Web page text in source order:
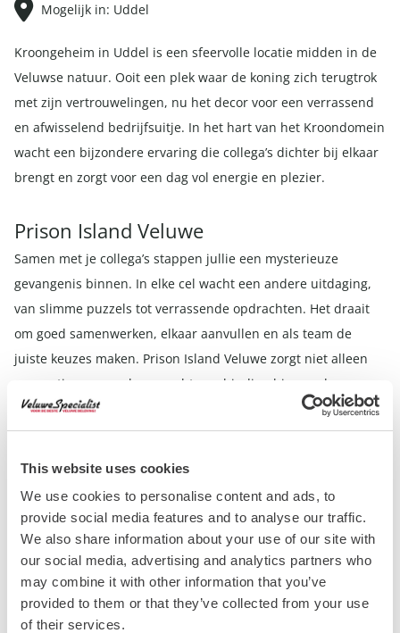
This website uses cookies
We use cookies to personalise content and ads, to
provide social media features and to analyse our traffic.
We also share information about your use of our site with
our social media, advertising and analytics partners who
may combine it with other information that you’ve
provided to them or that they’ve collected from your use
of their services.
Mogelijk in: Uddel
Kroongeheim in Uddel is een sfeervolle locatie midden in de
Veluwse natuur. Ooit een plek waar de koning zich terugtrok
met zijn vertrouwelingen, nu het decor voor een verrassend
en afwisselend bedrijfsuitje. In het hart van het Kroondomein
wacht een bijzondere ervaring die collega’s dichter bij elkaar
brengt en zorgt voor een dag vol energie en plezier.
Prison Island Veluwe
Samen met je collega’s stappen jullie een mysterieuze
gevangenis binnen. In elke cel wacht een andere uitdaging,
van slimme puzzels tot verrassende opdrachten. Het draait
om goed samenwerken, elkaar aanvullen en als team de
juiste keuzes maken. Prison Island Veluwe zorgt niet alleen
voor actie, maar ook voor echte verbinding binnen de groep.
Lees verder
Prison Island Veluwe&E-chopper tour door het
Kroondomein
3 uur
Vanaf 15 personen
€62.50 p.p. (excl. btw & excl. horeca)
Uddel